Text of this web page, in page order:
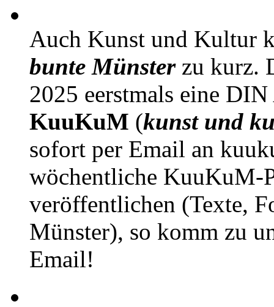
Auch Kunst und Kultur
bunte Münsterzu kurz.
2025 eerstmals eine
KuuKuM (kunst und
sofort per Email an
wöchentliche KuuKuM-
veröffentlichen (Texte,
Münster), so komm zu
Email!